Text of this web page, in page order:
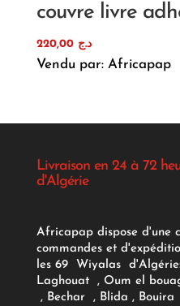
couvre livre
د.ج 220,00
Vendu par: Africapap
Livraison en 24 à 72
d'Algérie
Africapap dispose d'une
commandes et
les 69 Wiyalas d'Algérie:
Laghouat , Oum el
, Bechar , Blida , Bouira